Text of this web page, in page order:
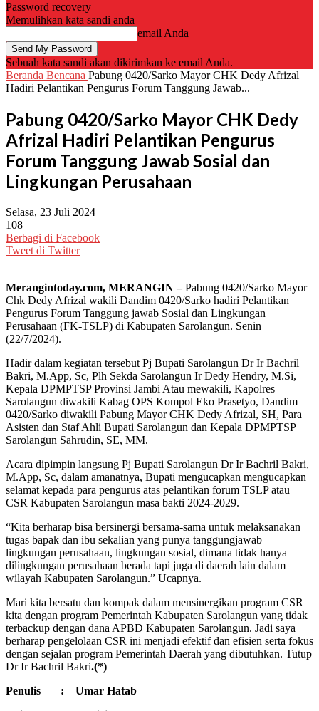
Password recovery
Memulihkan kata sandi anda
email Anda
Sebuah kata sandi akan dikirimkan ke email Anda.
Beranda Bencana Pabung 0420/Sarko Mayor CHK Dedy Afrizal
Hadiri Pelantikan Pengurus Forum Tanggung Jawab...
Pabung 0420/Sarko Mayor CHK Dedy
Afrizal Hadiri Pelantikan Pengurus
Forum Tanggung Jawab Sosial dan
Lingkungan Perusahaan
Selasa, 23 Juli 2024
108
Berbagi di Facebook
Tweet di Twitter
Merangintoday.com, MERANGIN –Pabung 0420/Sarko Mayor
Chk Dedy Afrizal wakili Dandim 0420/Sarko hadiri Pelantikan
Pengurus Forum Tanggung jawab Sosial dan Lingkungan
Perusahaan (FK-TSLP) di Kabupaten Sarolangun. Senin
(22/7/2024).
Hadir dalam kegiatan tersebut Pj Bupati Sarolangun Dr Ir Bachril
Bakri, M.App, Sc, Plh Sekda Sarolangun Ir Dedy Hendry, M.Si,
Kepala DPMPTSP Provinsi Jambi Atau mewakili, Kapolres
Sarolangun diwakili Kabag OPS Kompol Eko Prasetyo, Dandim
0420/Sarko diwakili Pabung Mayor CHK Dedy Afrizal, SH, Para
Asisten dan Staf Ahli Bupati Sarolangun dan Kepala DPMPTSP
Sarolangun Sahrudin, SE, MM.
Acara dipimpin langsung Pj Bupati Sarolangun Dr Ir Bachril Bakri,
M.App, Sc, dalam amanatnya, Bupati mengucapkan mengucapkan
selamat kepada para pengurus atas pelantikan forum TSLP atau
CSR Kabupaten Sarolangun masa bakti 2024-2029.
“Kita berharap bisa bersinergi bersama-sama untuk melaksanakan
tugas bapak dan ibu sekalian yang punya tanggungjawab
lingkungan perusahaan, lingkungan sosial, dimana tidak hanya
dilingkungan perusahaan berada tapi juga di daerah lain dalam
wilayah Kabupaten Sarolangun.” Ucapnya.
Mari kita bersatu dan kompak dalam mensinergikan program CSR
kita dengan program Pemerintah Kabupaten Sarolangun yang tidak
terbackup dengan dana APBD Kabupaten Sarolangun. Jadi saya
berharap pengelolaan CSR ini menjadi efektif dan efisien serta fokus
dengan sejalan program Pemerintah Daerah yang dibutuhkan. Tutup
Dr Ir Bachril Bakri.(*)
Penulis : Umar Hatab